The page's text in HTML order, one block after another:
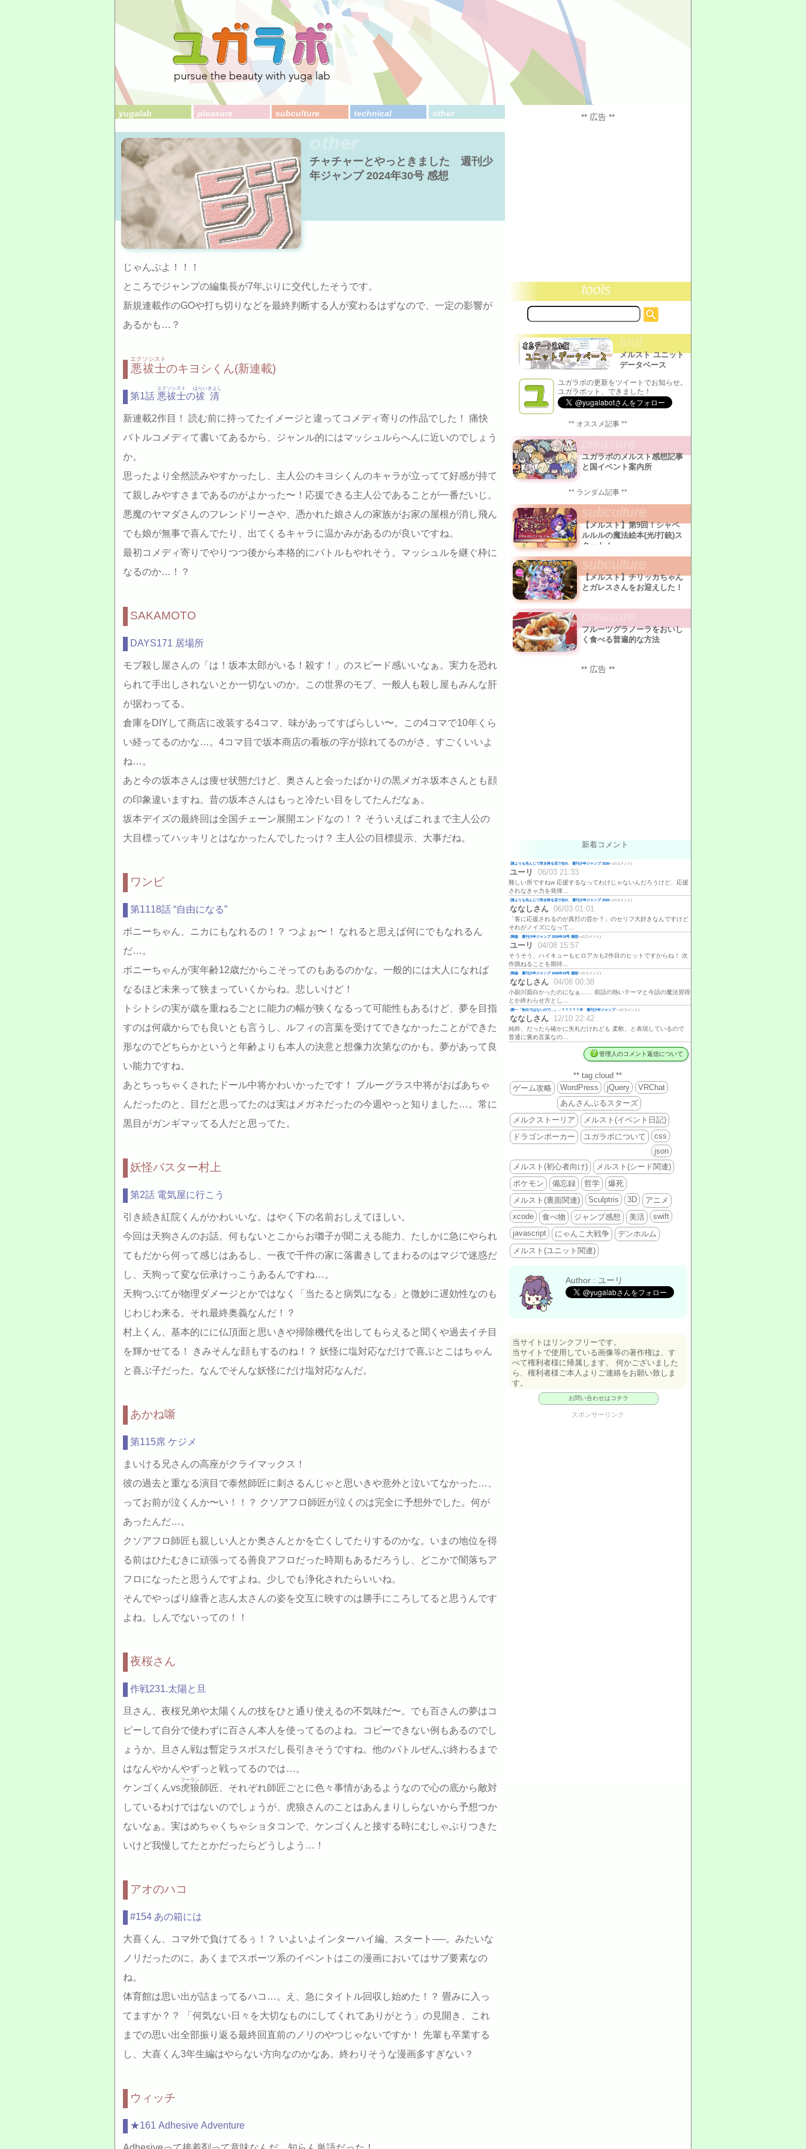
yugalab pleasure subculture technical other
チャチャーとやっときました 週刊少
年ジャンプ 2024年30号 感想
じゃんぷよ！！！
ところでジャンプの編集長が7年ぶりに交代したそうです。
新規連載作のGOや打ち切りなどを最終判断する人が変わるはずなので、一定の影響が
あるかも…？
悪祓士
エクソシスト
のキヨシくん(新連載)
第1話 悪祓士
エクソシスト
の祓清
はらいきよし
新連載2作目！ 読む前に持ってたイメージと違ってコメディ寄りの作品でした！ 痛快
バトルコメディて書いてあるから、ジャンル的にはマッシュルらへんに近いのでしょう
か。
思ったより全然読みやすかったし、主人公のキヨシくんのキャラが立ってて好感が持て
て親しみやすさまであるのがよかった〜！応援できる主人公であることが一番だいじ。
悪魔のヤマダさんのフレンドリーさや、憑かれた娘さんの家族がお家の屋根が消し飛ん
でも娘が無事で喜んでたり、出てくるキャラに温かみがあるのが良いですね。
最初コメディ寄りでやりつつ後から本格的にバトルもやれそう。マッシュルを継ぐ枠に
なるのか…！？
SAKAMOTO
DAYS171 居場所
モブ殺し屋さんの「は！坂本太郎がいる！殺す！」のスピード感いいなぁ。実力を恐れ
られて手出しされないとか一切ないのか。この世界のモブ、一般人も殺し屋もみんな肝
が据わってる。
倉庫をDIYして商店に改装する4コマ、味があってすばらしい〜。この4コマで10年くら
い経ってるのかな…。4コマ目で坂本商店の看板の字が掠れてるのがさ、すごくいいよ
ね…。
あと今の坂本さんは痩せ状態だけど、奥さんと会ったばかりの黒メガネ坂本さんとも顔
の印象違いますね。昔の坂本さんはもっと冷たい目をしてたんだなぁ。
坂本デイズの最終回は全国チェーン展開エンドなの！？ そういえばこれまで主人公の
大目標ってハッキリとはなかったんでしたっけ？ 主人公の目標提示、大事だね。
ワンピ
第1118話 “自由になる”
ボニーちゃん、ニカにもなれるの！？ つよぉ〜！ なれると思えば何にでもなれるん
だ…。
ボニーちゃんが実年齢12歳だからこそってのもあるのかな。一般的には大人になれば
なるほど未来って狭まっていくからね。悲しいけど！
トシトシの実が歳を重ねるごとに能力の幅が狭くなるって可能性もあるけど、夢を目指
すのは何歳からでも良いとも言うし、ルフィの言葉を受けてできなかったことができた
形なのでどちらかというと年齢よりも本人の決意と想像力次第なのかも。夢があって良
い能力ですね。
あとちっちゃくされたドール中将かわいかったです！ ブルーグラス中将がおばあちゃ
んだったのと、目だと思ってたのは実はメガネだったの今週やっと知りました…。常に
黒目がガンギマッてる人だと思ってた。
妖怪バスター村上
第2話 電気屋に行こう
引き続き紅院くんがかわいいな。はやく下の名前おしえてほしい。
今回は天狗さんのお話。何もないとこからお囃子が聞こえる能力、たしかに急にやられ
てもだから何って感じはあるし、一夜で千件の家に落書きしてまわるのはマジで迷惑だ
し、天狗って変な伝承けっこうあるんですね…。
天狗つぶてが物理ダメージとかではなく「当たると病気になる」と微妙に遅効性なのも
じわじわ来る。それ最終奥義なんだ！？
村上くん、基本的にに仏頂面と思いきや掃除機代を出してもらえると聞くや過去イチ目
を輝かせてる！ きみそんな顔もするのね！？ 妖怪に塩対応なだけで喜ぶとこはちゃん
と喜ぶ子だった。なんでそんな妖怪にだけ塩対応なんだ。
あかね噺
第115席 ケジメ
まいける兄さんの高座がクライマックス！
彼の過去と重なる演目で泰然師匠に刺さるんじゃと思いきや意外と泣いてなかった…、
ってお前が泣くんか〜い！！？ クソアフロ師匠が泣くのは完全に予想外でした。何が
あったんだ…。
クソアフロ師匠も親しい人とか奥さんとかを亡くしてたりするのかな。いまの地位を得
る前はひたむきに頑張ってる善良アフロだった時期もあるだろうし、どこかで闇落ちア
フロになったと思うんですよね。少しでも浄化されたらいいね。
そんでやっぱり線香と志ん太さんの姿を交互に映すのは勝手にころしてると思うんです
よね。しんでないっての！！
夜桜さん
作戦231.太陽と旦
旦さん、夜桜兄弟や太陽くんの技をひと通り使えるの不気味だ〜。でも百さんの夢はコ
ピーして自分で使わずに百さん本人を使ってるのよね。コピーできない例もあるのでし
ょうか。旦さん戦は暫定ラスボスだし長引きそうですね。他のバトルぜんぶ終わるまで
はなんやかんやずっと戦ってるのでは…。
ケンゴくんvs虎狼
フーラン
師匠、それぞれ師匠ごとに色々事情があるようなので心の底から敵対
しているわけではないのでしょうが、虎狼さんのことはあんまりしらないから予想つか
ないなぁ。実はめちゃくちゃショタコンで、ケンゴくんと接する時にむしゃぶりつきた
いけど我慢してたとかだったらどうしよう…！
アオのハコ
#154 あの箱には
大喜くん、コマ外で負けてるぅ！？ いよいよインターハイ編、スタート──。みたいな
ノリだったのに。あくまでスポーツ系のイベントはこの漫画においてはサブ要素なの
ね。
体育館は思い出が詰まってるハコ…。え、急にタイトル回収し始めた！？ 畳みに入っ
てますか？？ 「何気ない日々を大切なものにしてくれてありがとう」の見開き、これ
までの思い出全部振り返る最終回直前のノリのやつじゃないですか！ 先輩も卒業する
し、大喜くん3年生編はやらない方向なのかなあ。終わりそうな漫画多すぎない？
ウィッチ
★161 Adhesive Adventure
** 広告 **
tools
サ
イ
内
検
索:
tool
メルスト ユニット
データベース
ユガラボの更新をツイートでお知らせ。
ユガラボット、できました！
** オススメ記事 **
ユガラボのメルスト感想記事
と国イベント案内所
** ランダム記事 **
subculture
【メルスト】第9回！シャペ
ルルルの魔法絵本(光/打銃)ス
タート！
subculture
【メルスト】チリッカちゃん
とガレスさんをお迎えした！
フルーツグラノーラをおいし
く食べる普遍的な方法
** 広告 **
新着コメント
(誰よりも先んじて咲き誇る花で在れ 週刊少年ジャンプ 2026へのコメント)
ユーリ 06/03 21:33
難しい所ですねw 応援するなってわけじゃないんだろうけど、応援
されなきゃ力を発揮…
(誰よりも先んじて咲き誇る花で在れ 週刊少年ジャンプ 2026へのコメント)
ななしさん 06/03 01:01
「客に応援されるのが真打の芸か？」のセリフ大好きなんですけど
それがノイズになって…
(降臨 週刊少年ジャンプ 2026年19号 感想へのコメント)
ユーリ 04/08 15:57
そうそう、ハイキューもヒロアカも2作目のヒットですからね！ 次
作跳ねることを期待…
(降臨 週刊少年ジャンプ 2026年19号 感想へのコメント)
ななしさん 04/08 00:38
小副川面白かったのになぁ…… 前話の熱いテーマと今話の魔法習得
とか終わらせ方とし…
(殿一「告白ではないので…」←？？？？？💢 週刊少年ジャンプへのコメント)
ななしさん 12/10 22:42
純粋、だったら確かに失礼だけれども 柔軟、と表現しているので
普通に褒め言葉なの…
管理人のコメント返信について
** tag cloud **
ゲーム攻略
WordPress jQuery
VRChat
あんさんぶるスターズ
メルクストーリア
メルスト(イベント日記)
ドラゴンポーカー
ユガラボについて
css
json
メルスト(初心者向け)
メルスト(シード関連)
ポケモン
備忘録 哲学
爆死
メルスト(裏面関連)
Sculptris 3D
アニメ
xcode
食べ物 ジャンプ感想 美活
swift
javascript
にゃんこ大戦争
デンホルム
メルスト(ユニット関連)
Author : ユーリ
当サイトはリンクフリーです。
当サイトで使用している画像等の著作権は、す
べて権利者様に帰属します。 何かございました
ら、権利者様ご本人よりご連絡をお願い致しま
す。
お問い合わせはコチラ
スポンサーリンク